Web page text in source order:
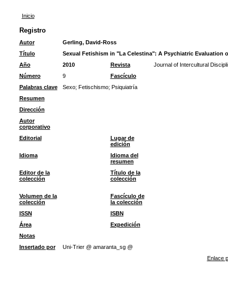
Inicio
Registro
Autor
Gerling, David-Ross
Título
Sexual Fetishism in "La Celestina": A Psychiatric Evaluation
Año
2010 Revista
Journal of Intercultural
Número
9
Fascículo
Palabras clave
Sexo; Fetischismo; Psiquiatría
Resumen
Dirección
Autor
corporativo
Editorial
Lugar de
edición
Idioma
Idioma del
resumen
Editor de la
colección
Título de la
colección
Volumen de la
colección
Fascículo de
la colección
ISSN
ISBN
Área
Expedición
Notas
Insertado por
Uni-Trier @ amaranta_sg @
Enlace